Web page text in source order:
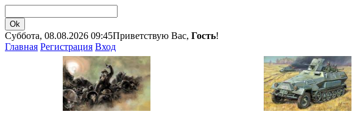
Суббота, 08.08.2026 09:45Приветствую Вас, Гость!
Главная Регистрация Вход